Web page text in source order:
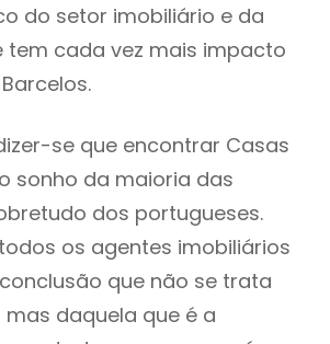
do setor imobiliário e da
tem cada vez mais impacto
se que encontrar Casas
sonho da maioria das
dos portugueses.
os agentes imobiliários
que não se trata
daquela que é a